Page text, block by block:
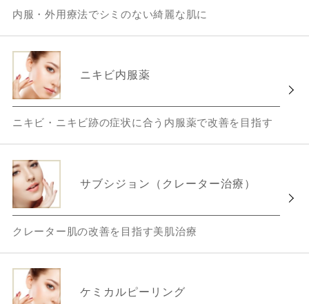
内服・外用療法でシミのない綺麗な肌に
ニキビ内服薬
ニキビ・ニキビ跡の症状に合う内服薬で改善を目指す
サブシジョン（クレーター治療）
クレーター肌の改善を目指す美肌治療
ケミカルピーリング